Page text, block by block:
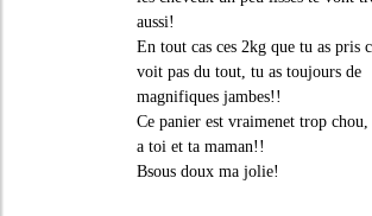
aussi!
En tout cas ces 2kg que tu as pris
voit pas du tout, tu as toujours de
magnifiques jambes!!
Ce panier est vraimenet trop
a toi et ta maman!!
Bsous doux ma jolie!